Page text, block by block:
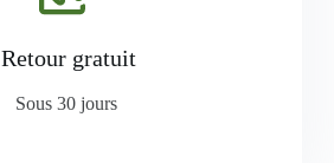
Retour gratuit
Sous 30 jours